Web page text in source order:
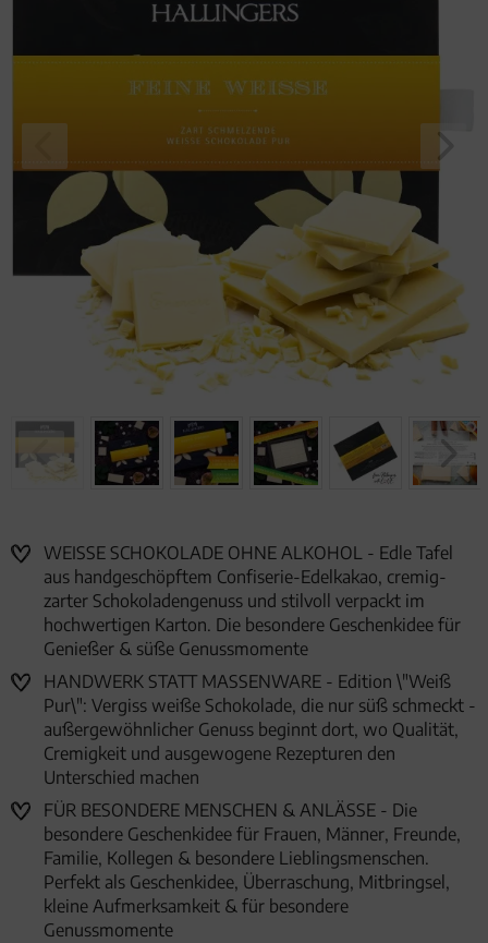
WEISSE SCHOKOLADE OHNE ALKOHOL - Edle Tafel
aus handgeschöpftem Confiserie-Edelkakao, cremig-
zarter Schokoladengenuss und stilvoll verpackt im
hochwertigen Karton. Die besondere Geschenkidee für
Genießer & süße Genussmomente
HANDWERK STATT MASSENWARE - Edition \"Weiß
Pur\": Vergiss weiße Schokolade, die nur süß schmeckt -
außergewöhnlicher Genuss beginnt dort, wo Qualität,
Cremigkeit und ausgewogene Rezepturen den
Unterschied machen
FÜR BESONDERE MENSCHEN & ANLÄSSE - Die
besondere Geschenkidee für Frauen, Männer, Freunde,
Familie, Kollegen & besondere Lieblingsmenschen.
Perfekt als Geschenkidee, Überraschung, Mitbringsel,
kleine Aufmerksamkeit & für besondere
Genussmomente